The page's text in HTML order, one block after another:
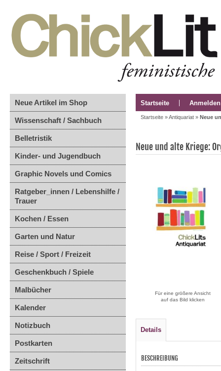
Neue Artikel im Shop
Wissenschaft / Sachbuch
Belletristik
Kinder- und Jugendbuch
Graphic Novels und Comics
Ratgeber_innen / Lebenshilfe /
Trauer
Kochen / Essen
Garten und Natur
Reise / Sport / Freizeit
Geschenkbuch / Spiele
Malbücher
Kalender
Notizbuch
Postkarten
Zeitschrift
Startseite Anmelden
Startseite »Antiquariat » Neue
Neue und alte Kriege:
Für eine größere Ansicht
auf das Bild klicken
Details
BESCHREIBUNG